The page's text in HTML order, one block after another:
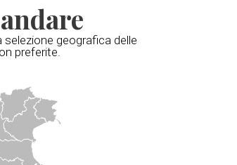
selezione geografica delle
preferite.